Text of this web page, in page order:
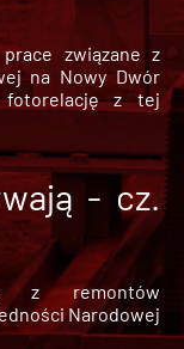
związane z
na Nowy Dwór
fotorelację z tej
- cz.
z remontów
Narodowej